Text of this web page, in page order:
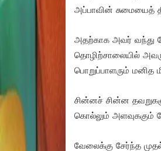
அப்பாவின் சுமையைத்
அதற்காக அவர் வந்து
தொழிற்சாலையில்
பொறுப்பாளரும் மனித
சின்னச் சின்ன
கொல்லும் அளவுககும்
வேலைக்கு சேர்ந்த